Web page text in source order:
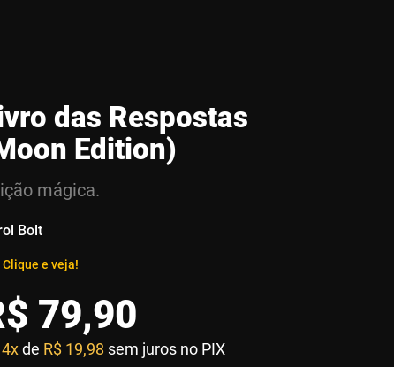
das Respostas
Edition)
mágica.
Bolt
Clique e veja!
79,90
4xde R$ 19,98 sem juros no PIX